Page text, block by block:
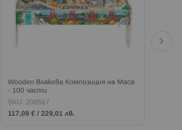
Wooden Влакова Композиция на Маса
- 100 части
SKU: 208567
117,09 € / 229,01 лв.